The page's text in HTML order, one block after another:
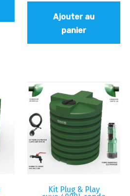
Ajouter au
panier
Kit Plug & Play